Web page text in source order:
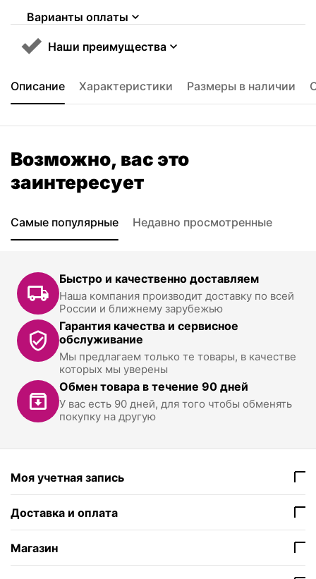
Варианты оплаты
Наши преимущества
Описание Характеристики Размеры в наличии
Возможно, вас это
заинтересует
Самые популярные Недавно просмотренные
Быстро и качественно доставляем
Наша компания производит доставку по всей
России и ближнему зарубежью
Гарантия качества и сервисное
обслуживание
Мы предлагаем только те товары, в качестве
которых мы уверены
Обмен товара в течение 90 дней
У вас есть 90 дней, для того чтобы обменять
покупку на другую
Моя учетная запись
Доставка и оплата
Магазин